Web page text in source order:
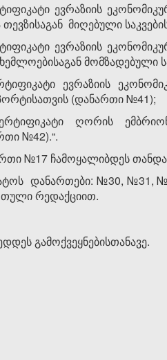
ევრაზიის
მიღებული
ევრაზიის
ევრაზიის
(დანართი №41);
ღორის
№42).“.
№17 ჩამოყალიბდეს
დანართები: №30,
რედაქციით.
გამოქვეყნებისთანავე.